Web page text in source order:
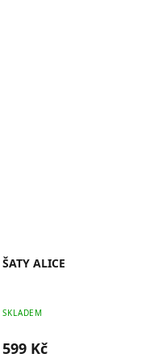
ŠATY ALICE
SKLADEM
599 Kč